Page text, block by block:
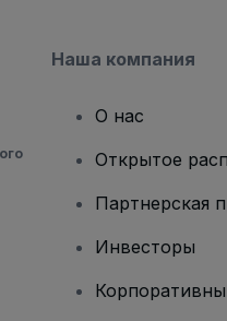
Наша компания
О нас
Открытое
Партнерская
Инвесторы